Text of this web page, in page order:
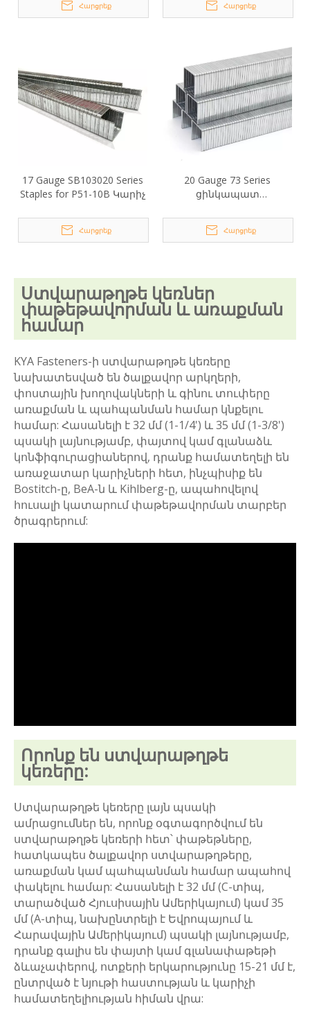
Հարցրեք Հարցրեք
17 Gauge SB103020 Series
Staples for P51-10B Կարիչ
Հարցրեք
20 Gauge 73 Series
ցինկապատ
Հարցրեք
Ստվարաթղթե կեռներ
փաթեթավորման և առաքման
համար
KYA Fasteners-ի ստվարաթղթե կեռերը
նախատեսված են ծալքավոր արկղերի,
փոստային խողովակների և գինու տուփերը
առաքման և պահպանման համար կնքելու
համար: Հասանելի է 32 մմ (1-1/4') և 35 մմ (1-3/8')
պսակի լայնությամբ, փայտով կամ գլանաձև
կոնֆիգուրացիաներով, դրանք համատեղելի են
առաջատար կարիչների հետ, ինչպիսիք են
Bostitch-ը, BeA-ն և Kihlberg-ը, ապահովելով
հուսալի կատարում փաթեթավորման տարբեր
ծրագրերում:
Որոնք են ստվարաթղթե
կեռերը:
Ստվարաթղթե կեռերը լայն պսակի
ամրացումներ են, որոնք օգտագործվում են
ստվարաթղթե կեռերի հետ՝ փաթեթները,
հատկապես ծալքավոր ստվարաթղթերը,
առաքման կամ պահպանման համար ապահով
փակելու համար: Հասանելի է 32 մմ (C-տիպ,
տարածված Հյուսիսային Ամերիկայում) կամ 35
մմ (A-տիպ, նախընտրելի է Եվրոպայում և
Հարավային Ամերիկայում) պսակի լայնությամբ,
դրանք գալիս են փայտի կամ գլանափաթեթի
ձևաչափերով, ոտքերի երկարությունը 15-21 մմ է,
ընտրված է նյութի հաստության և կարիչի
համատեղելիության հիման վրա: